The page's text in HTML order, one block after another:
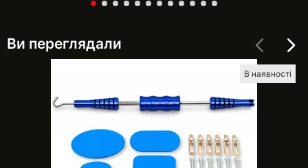
Ви переглядали
В наявності